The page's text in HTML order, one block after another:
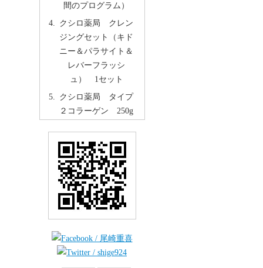
間のプログラム）
クシロ薬局 クレン
ジングセット（キド
ニー＆パラサイト＆
レバーフラッシ
ュ） 1セット
クシロ薬局 タイプ
２コラーゲン 250g